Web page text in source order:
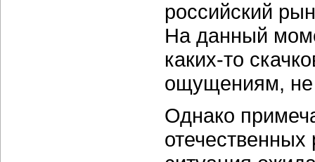
российский
На данный
каких-то
ощущениям, не
Однако
отечественных